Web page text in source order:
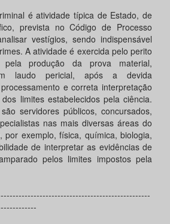
é atividade típica de Estado, de
prevista no Código de Processo
vestígios, sendo indispensável
A atividade é exercida pelo perito
pela produção da prova material,
laudo pericial, após a devida
e correta interpretação
limites estabelecidos pela ciência.
servidores públicos, concursados,
nas mais diversas áreas do
por exemplo, física, química, biologia,
de interpretar as evidências de
pelos limites impostos pela